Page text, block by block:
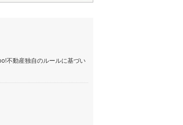
不動産独自のルールに基づい